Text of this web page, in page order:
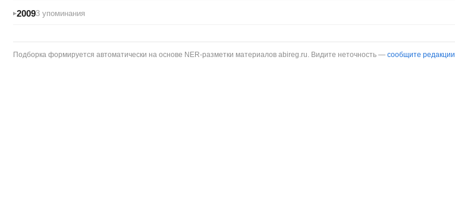
20093 упоминания
Подборка формируется автоматически на основе NER-разметки материалов abireg.ru. Видите неточность — сообщите редакции